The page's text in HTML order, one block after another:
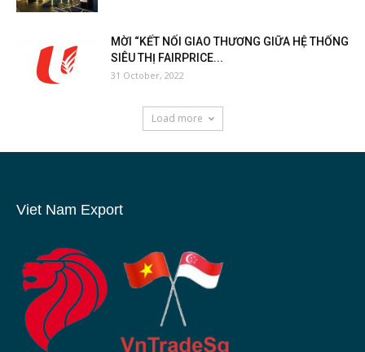
MỜI “KẾT NỐI GIAO THƯƠNG GIỮA HỆ THỐNG
SIÊU THỊ FAIRPRICE...
31 October, 2022
Load more
Viet Nam Export